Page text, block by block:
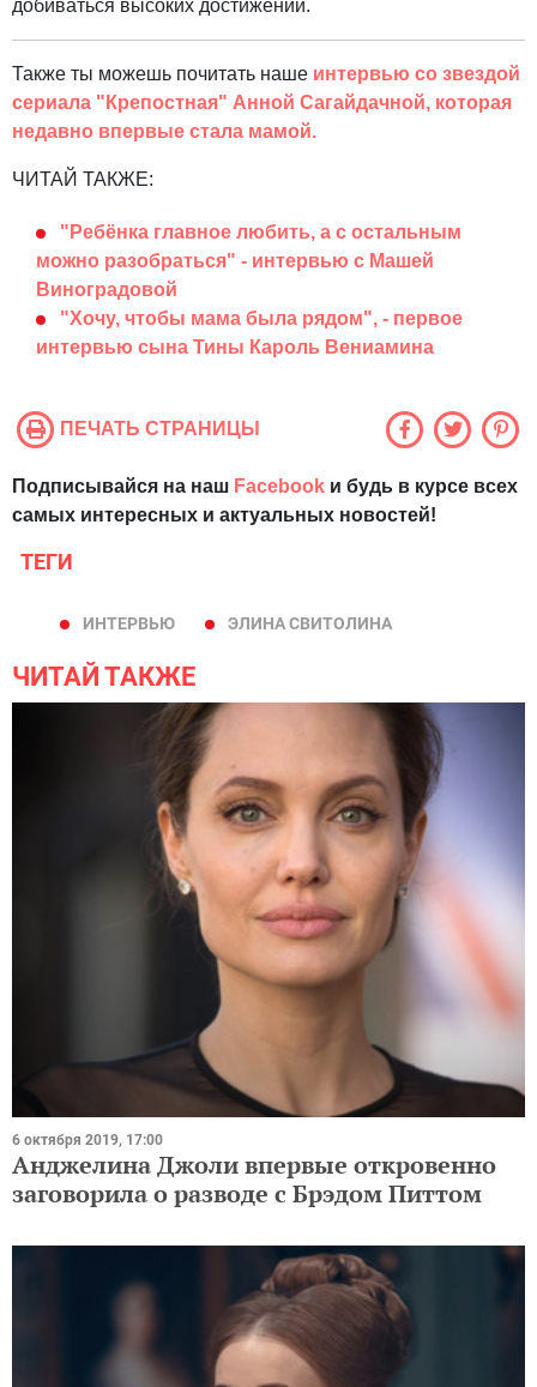
добиваться высоких достижений.
Также ты можешь почитать наше интервью со звездой
сериала "Крепостная" Анной Сагайдачной, которая
недавно впервые стала мамой.
ЧИТАЙ ТАКЖЕ:
"Ребёнка главное любить, а с остальным
можно разобраться" - интервью с Машей
Виноградовой
"Хочу, чтобы мама была рядом", - первое
интервью сына Тины Кароль Вениамина
ПЕЧАТЬ СТРАНИЦЫ
Подписывайся на наш Facebook и будь в курсе всех
самых интересных и актуальных новостей!
ТЕГИ
ИНТЕРВЬЮ ЭЛИНА СВИТОЛИНА
ЧИТАЙ ТАКЖЕ
6 октября 2019, 17:00
Анджелина Джоли впервые откровенно
заговорила о разводе с Брэдом Питтом